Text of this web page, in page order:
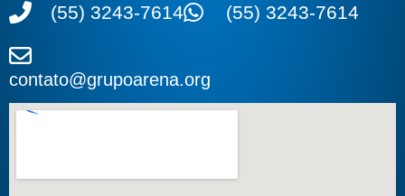
(55) 3243-7614 (55) 3243-7614
contato@grupoarena.org